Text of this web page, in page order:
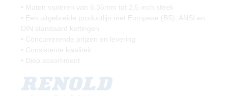
• Maten variëren van 6.35mm tot 2.5 inch steek
• Een uitgebreide productlijn met Europese (BS), ANSI en
DIN standaard kettingen
• Concurrerende prijzen en levering
• Consistente kwaliteit
• Diep assortiment